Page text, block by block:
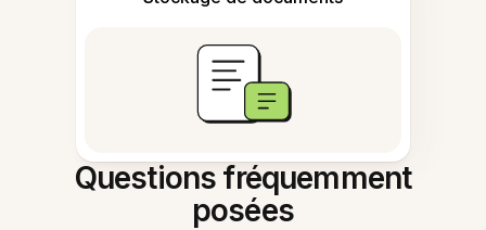
Questions fréquemment
posées